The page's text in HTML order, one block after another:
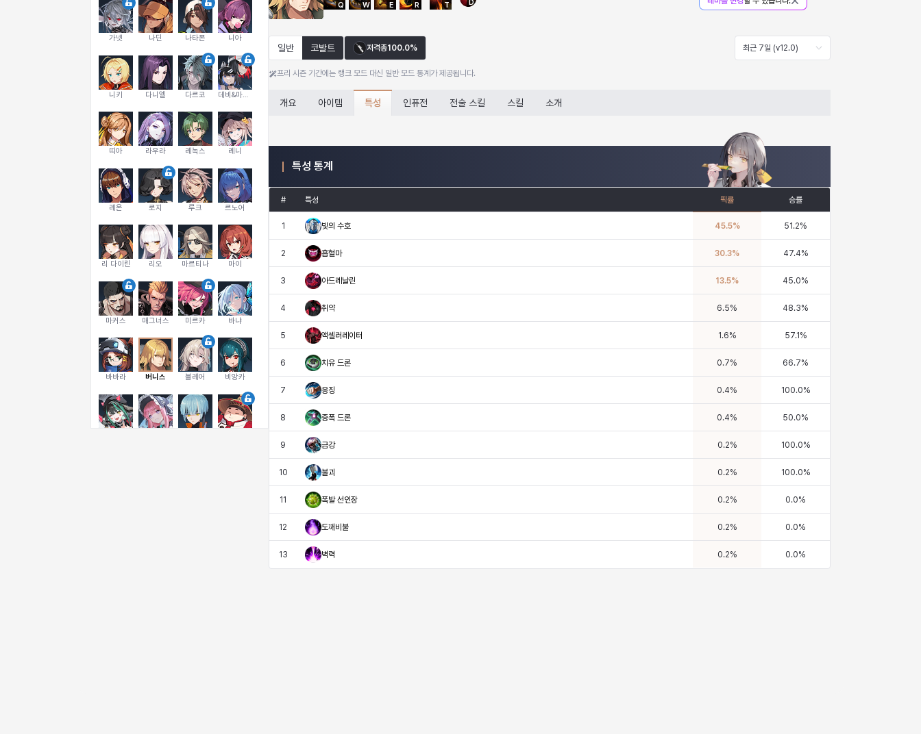
가넷 나딘 나타폰 니아
니키 다니엘 다르코
띠아 라우라 레녹스 레니
레온 로지 루크 르노어
리 다이린 리오 마르티나 마이
마커스 매그너스 미르카 바냐
바바라 버니스 블레어 비앙카
Q W E R T D
일반 코발트 저격총100.0% 최근 7일 (v12.0)
프리 시즌 기간에는 랭크 모드 대신 일반 모드 통계가 제공됩니다.
개요 아이템 특성 인퓨전 전술 스킬 스킬 소개
특성 통계
# 특성 픽률 승률
1 빛의 수호 45.5% 51.2%
2 흡혈마 30.3% 47.4%
3 아드레날린 13.5% 45.0%
4 취약 6.5% 48.3%
5 액셀러레이터 1.6% 57.1 %
6 치유 드론 0.7% 66.7%
7 응징 0.4% 100.0%
8 증폭 드론 0.4% 50.0%
9 금강 0.2% 100.0%
10 불괴 0.2% 100.0%
11 폭발 선인장 0.2% 0.0%
12 도깨비불 0.2% 0.0%
13 벽력 0.2% 0.0%